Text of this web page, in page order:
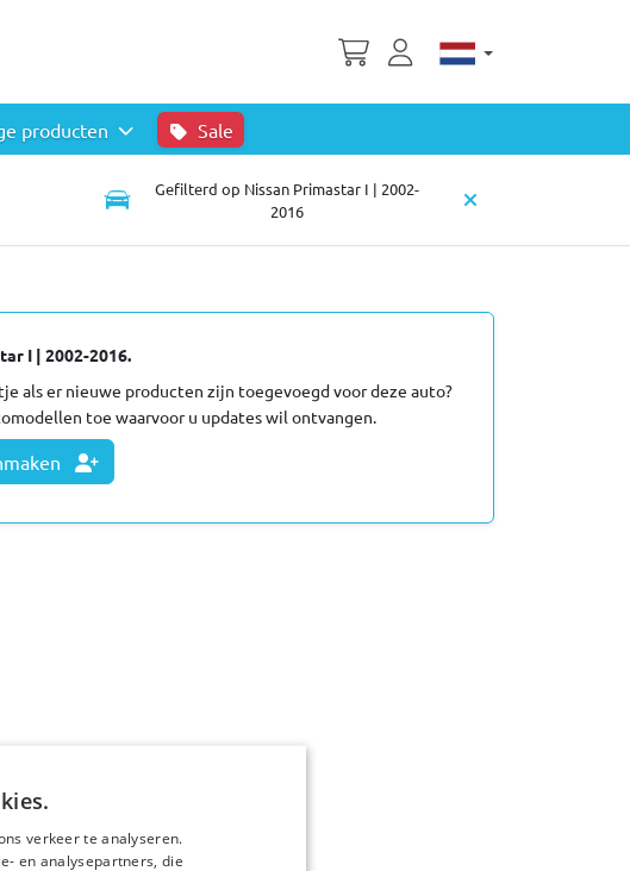
producten Sale
Gefilterd op Nissan Primastar I | 2002-
2016
I | 2002-2016.
als er nieuwe producten zijn toegevoegd voor deze auto?
toe waarvoor u updates wil ontvangen.
verkeer te analyseren.
en analysepartners, die